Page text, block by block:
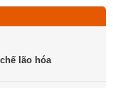
lão hóa